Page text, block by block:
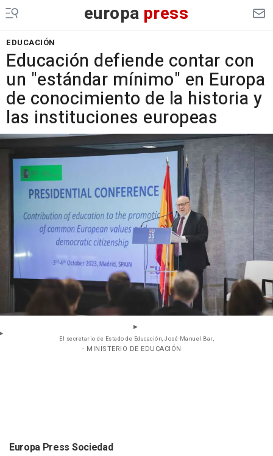
europa press
EDUCACIÓN
Educación defiende contar con
un "estándar mínimo" en Europa
de conocimiento de la historia y
las instituciones europeas
El secretario de Estado de Educación, José Manuel Bar,
- MINISTERIO DE EDUCACIÓN
Europa Press Sociedad